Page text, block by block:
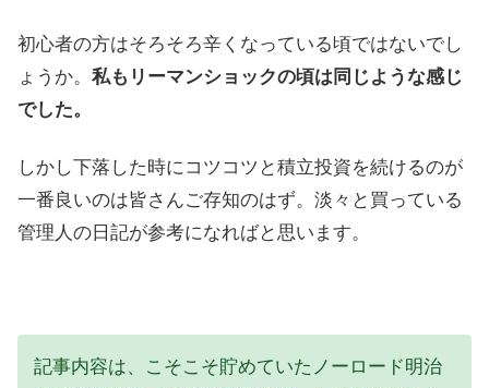
初心者の方はそろそろ辛くなっている頃ではないでし
ょうか。 私もリーマンショックの頃は同じような感じ
でした。
しかし下落した時にコツコツと積立投資を続けるのが
一番良いのは皆さんご存知のはず。淡々と買っている
管理人の日記が参考になればと思います。
記事内容は、こそこそ貯めていたノーロード明治